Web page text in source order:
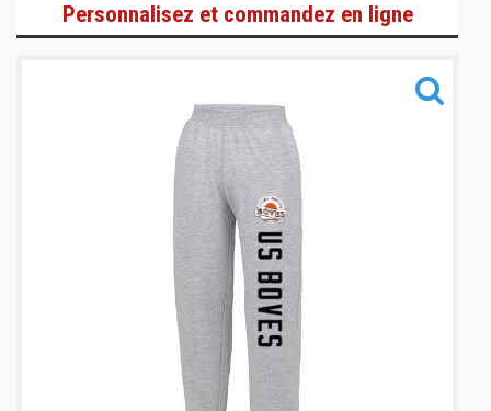
Enfants
Personnalisez et commandez en ligne